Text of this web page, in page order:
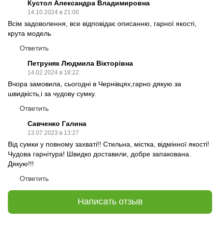
Кустол Александра Владимировна
14.10.2024 в 21:00
Всім задоволення, все відповідає описанню, гарної якості,
крута модель
Ответить
Петруняк Людмила Вікторівна
14.02.2024 в 18:22
Вчора замовила, сьогодні в Чернівцях,гарно дякую за
швидкість,і за чудову сумку.
Ответить
Савченко Галина
13.07.2023 в 13:27
Від сумки у повному захваті!! Стильна, містка, відмінної якості!
Чудова гарнітура! Швидко доставили, добре запакована.
Дякую!!!
Ответить
Написать отзыв